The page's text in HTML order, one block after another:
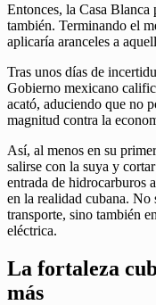
Entonces, la Casa
también. Terminando el
aplicaría aranceles a
Tras unos días de
Gobierno mexicano
acató, aduciendo que no
magnitud contra la
Así, al menos en su
salirse con la suya y
entrada de hidrocarburos
en la realidad cubana. No
transporte, sino también
eléctrica.
La fortaleza
más